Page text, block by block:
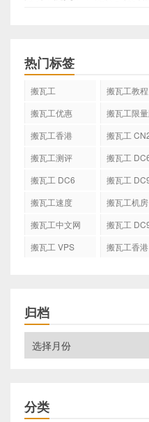
热门标签
搬瓦工 搬瓦工教程
搬瓦工优惠 搬瓦工限
搬瓦工香港
搬瓦工
搬瓦工测评
搬瓦工
搬瓦工 DC6
搬瓦工
搬瓦工速度
搬瓦工机房
搬瓦工中文网 搬瓦工
搬瓦工 VPS
搬瓦工香港
归档
分类